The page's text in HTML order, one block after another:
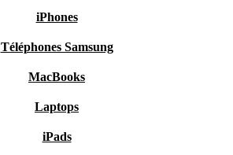
iPhones
Téléphones Samsung
MacBooks
Laptops
iPads